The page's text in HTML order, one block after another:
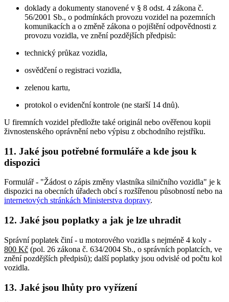
doklady a dokumenty stanovené v § 8 odst. 4 zákona č.
56/2001 Sb., o podmínkách provozu vozidel na pozemních
komunikacích a o změně zákona o pojištění odpovědnosti z
provozu vozidla, ve znění pozdějších předpisů:
technický průkaz vozidla,
osvědčení o registraci vozidla,
zelenou kartu,
protokol o evidenční kontrole (ne starší 14 dnů).
U firemních vozidel předložte také originál nebo ověřenou kopii
živnostenského oprávnění nebo výpisu z obchodního rejstříku.
11. Jaké jsou potřebné formuláře a kde jsou k
dispozici
Formulář - "Žádost o zápis změny vlastníka silničního vozidla" je k
dispozici na obecních úřadech obcí s rozšířenou působností nebo na
internetových stránkách Ministerstva dopravy.
12. Jaké jsou poplatky a jak je lze uhradit
Správní poplatek činí - u motorového vozidla s nejméně 4 koly -
800 Kč (pol. 26 zákona č. 634/2004 Sb., o správních poplatcích, ve
znění pozdějších předpisů); další poplatky jsou odvislé od počtu kol
vozidla.
13. Jaké jsou lhůty pro vyřízení